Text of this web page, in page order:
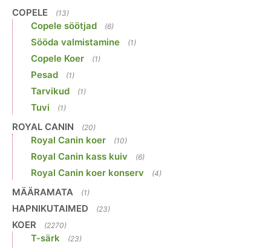
COPELE (13)
Copele söötjad (6)
Sööda valmistamine (1)
Copele Koer (1)
Pesad (1)
Tarvikud (1)
Tuvi (1)
ROYAL CANIN (20)
Royal Canin koer (10)
Royal Canin kass kuiv (6)
Royal Canin koer konserv (4)
MÄÄRAMATA (1)
HAPNIKUTAIMED (23)
KOER (2270)
T-särk (23)